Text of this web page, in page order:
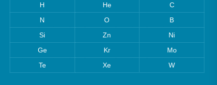
H He
C
N
O
B
Si
Zn
Ni
Ge
Kr
Mo
Te
Xe W